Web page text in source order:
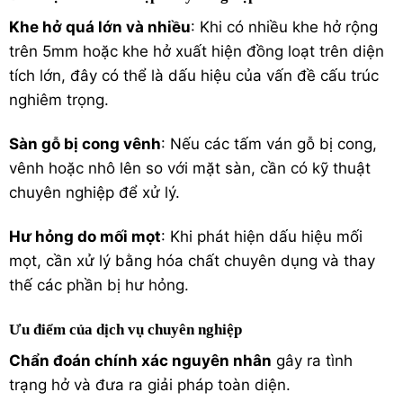
Khe hở quá lớn và nhiều: Khi có nhiều khe hở rộng
trên 5mm hoặc khe hở xuất hiện đồng loạt trên diện
tích lớn, đây có thể là dấu hiệu của vấn đề cấu trúc
nghiêm trọng.
Sàn gỗ bị cong vênh: Nếu các tấm ván gỗ bị cong,
vênh hoặc nhô lên so với mặt sàn, cần có kỹ thuật
chuyên nghiệp để xử lý.
Hư hỏng do mối mọt: Khi phát hiện dấu hiệu mối
mọt, cần xử lý bằng hóa chất chuyên dụng và thay
thế các phần bị hư hỏng.
Ưu điểm của dịch vụ chuyên nghiệp
Chẩn đoán chính xác nguyên nhân gây ra tình
trạng hở và đưa ra giải pháp toàn diện.